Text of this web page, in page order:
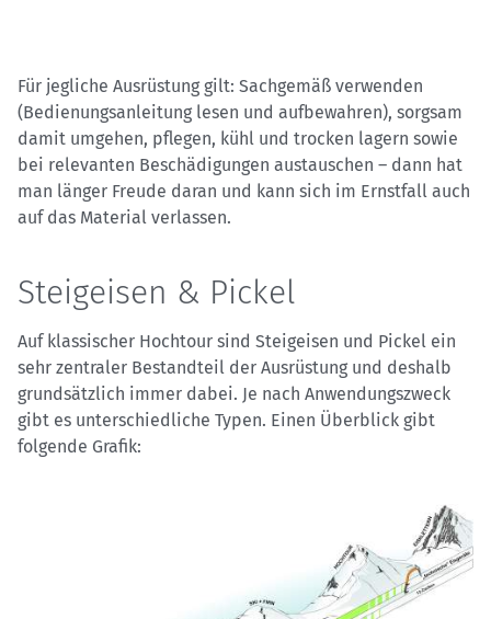
Für jegliche Ausrüstung gilt: Sachgemäß verwenden
(Bedienungsanleitung lesen und aufbewahren), sorgsam
damit umgehen, pflegen, kühl und trocken lagern sowie
bei relevanten Beschädigungen austauschen – dann hat
man länger Freude daran und kann sich im Ernstfall auch
auf das Material verlassen.
Steigeisen & Pickel
Auf klassischer Hochtour sind Steigeisen und Pickel ein
sehr zentraler Bestandteil der Ausrüstung und deshalb
grundsätzlich immer dabei. Je nach Anwendungszweck
gibt es unterschiedliche Typen. Einen Überblick gibt
folgende Grafik: